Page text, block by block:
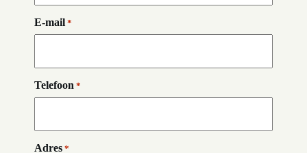
E-mail *
Telefoon *
Adres *